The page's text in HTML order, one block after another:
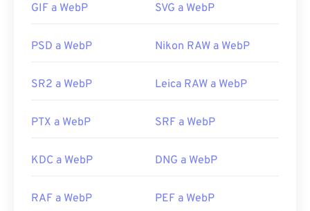
navegadores web admiten el formato WebP.
sonPixelmator Photopea. También puedes
IrfanView,el Visor de Fotos de WindowsyAdobe
complementos para abrir WebP.
Lanzamiento inicial:
septiembre de 2010
GIF a WebP SVG a WebP
PSD a WebP Nikon RAW a WebP
SR2 a WebP Leica RAW a WebP
PTX a WebP SRF a WebP
KDC a WebP DNG a WebP
RAF a WebP PEF a WebP